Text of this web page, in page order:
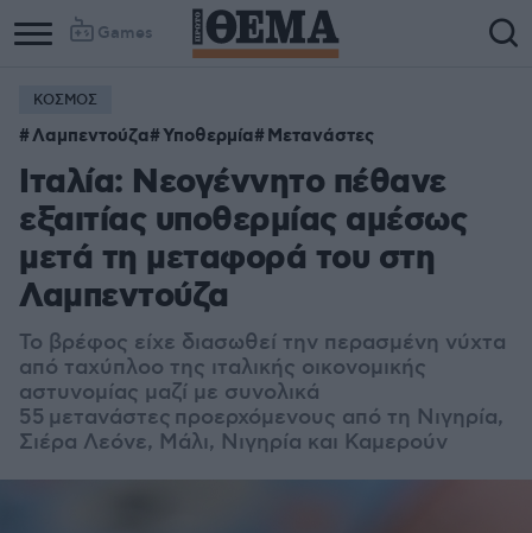
Games
ΚΟΣΜΟΣ
Λαμπεντούζα Υποθερμία Μετανάστες
Ιταλία: Νεογέννητο πέθανε
εξαιτίας υποθερμίας αμέσως
μετά τη μεταφορά του στη
Λαμπεντούζα
Το βρέφος είχε διασωθεί την περασμένη νύχτα
από ταχύπλοο της ιταλικής οικονομικής
αστυνομίας μαζί με συνολικά
55 μετανάστες προερχόμενους από τη Νιγηρία,
Σιέρα Λεόνε, Μάλι, Νιγηρία και Καμερούν